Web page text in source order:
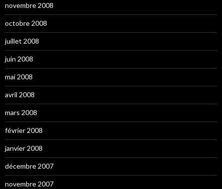
novembre 2008
octobre 2008
juillet 2008
juin 2008
mai 2008
avril 2008
mars 2008
février 2008
janvier 2008
décembre 2007
novembre 2007